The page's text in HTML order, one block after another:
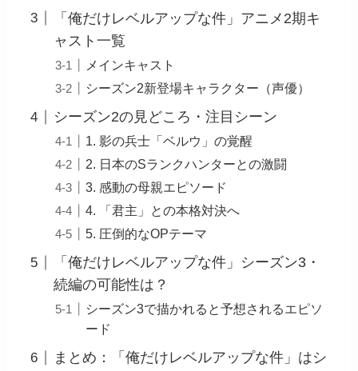
「俺だけレベルアップな件」アニメ2期キ
ャスト一覧
メインキャスト
シーズン2新登場キャラクター（声優）
シーズン2の見どころ・注目シーン
1. 影の兵士「ベルウ」の覚醒
2. 日本のSランクハンターとの激闘
3. 感動の母親エピソード
4. 「君主」との本格対決へ
5. 圧倒的なOPテーマ
「俺だけレベルアップな件」シーズン3・
続編の可能性は？
シーズン3で描かれると予想されるエピソ
ード
まとめ：「俺だけレベルアップな件」はシ